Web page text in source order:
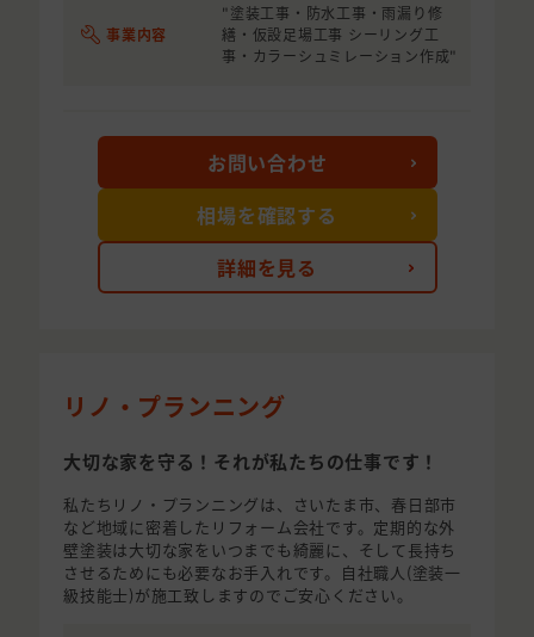
事業内容
"塗装工事・防水工事・雨漏り修
繕・仮設足場工事 シーリング工
事・カラーシュミレーション作成"
詳細を見る
お問い合わせ
相場を確認する
リノ・プランニング
大切な家を守る！それが私たちの仕事です！
私たちリノ・プランニングは、さいたま市、春日部市
など地域に密着したリフォーム会社です。定期的な外
壁塗装は大切な家をいつまでも綺麗に、そして長持ち
させるためにも必要なお手入れです。自社職人(塗装一
級技能士)が施工致しますのでご安心ください。